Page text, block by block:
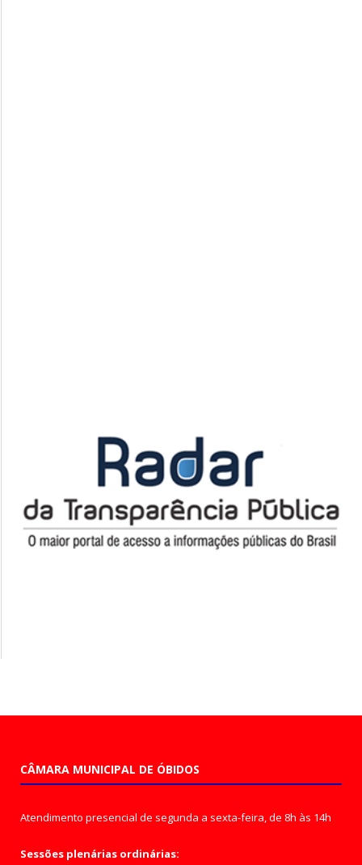
CÂMARA MUNICIPAL DE ÓBIDOS
Atendimento presencial de segunda a sexta-feira, de 8h às 14h
Sessões plenárias ordinárias: